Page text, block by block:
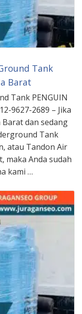
Tank
Barat
Tank PENGUIN
9627-2689 – Jika
dan sedang
Tank
atau Tandon Air
maka Anda sudah
kami …